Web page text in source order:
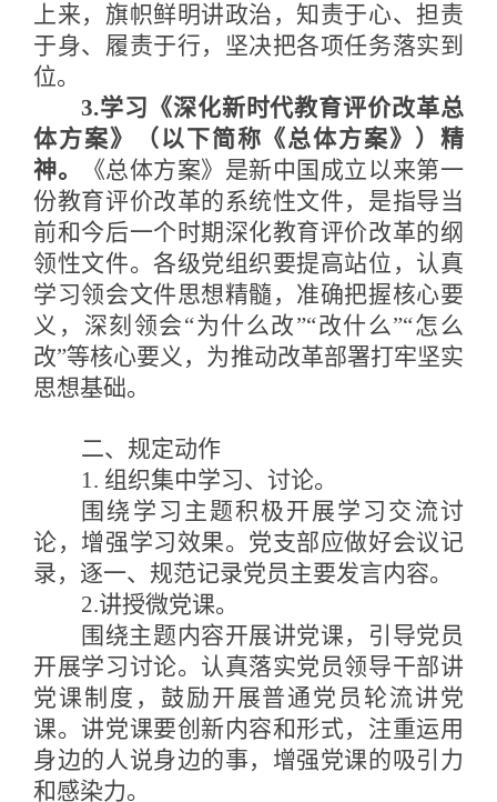
上来，旗帜鲜明讲政治，知责于心、担责
于身、履责于行，坚决把各项任务落实到
位。
3.学习《深化新时代教育评价改革总
体方案》（以下简称《总体方案》）精
神。
《总体方案》是新中国成立以来第一
份教育评价改革的系统性文件，是指导当
前和今后一个时期深化教育评价改革的纲
领性文件。各级党组织要提高站位，认真
学习领会文件思想精髓，准确把握核心要
义，深刻领会“为什么改”“改什么”“怎么
改”等核心要义，为推动改革部署打牢坚实
思想基础。
二、 规定动作
1. 组织集中学习、讨论。
围绕学习主题积极开展学习交流讨
论，增强学习效果。党支部应做好会议记
录，逐一、规范记录党员主要发言内容。
2.讲授微党课。
围绕主题内容开展讲党课，引导党员
开展学习讨论。认真落实党员领导干部讲
党课制度，鼓励开展普通党员轮流讲党
课。讲党课要创新内容和形式，注重运用
身边的人说身边的事，增强党课的吸引力
和感染力。